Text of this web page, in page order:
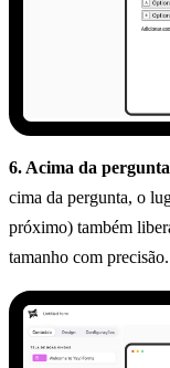
6. Acima da
cima da pergunta, o
próximo) também
tamanho com precisão.